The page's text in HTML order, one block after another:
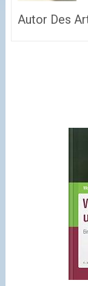
Autor Des